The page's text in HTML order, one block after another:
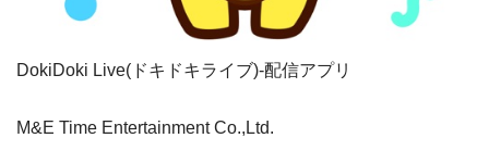
DokiDoki Live(ドキドキライブ)-配信アプリ
M&E Time Entertainment Co.,Ltd.